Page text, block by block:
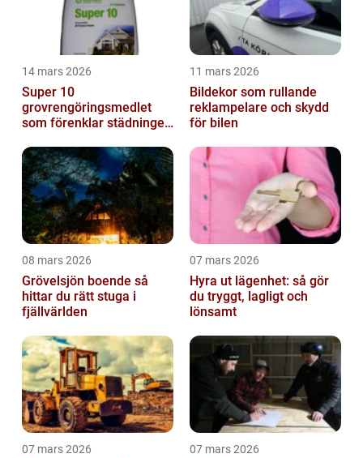
14 mars 2026
Super 10
grovrengöringsmedlet
som förenklar städningen
11 mars 2026
Bildekor som rullande
reklampelare och skydd
för bilen
08 mars 2026
Grövelsjön boende så
hittar du rätt stuga i
fjällvärlden
07 mars 2026
Hyra ut lägenhet: så gör
du tryggt, lagligt och
lönsamt
07 mars 2026 07 mars 2026